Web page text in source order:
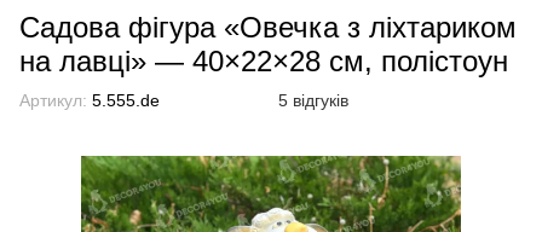
Садова фігура «Овечка з ліхтариком
на лавці» — 40×22×28 см, полістоун
Артикул: 5.555.de 5 відгуків